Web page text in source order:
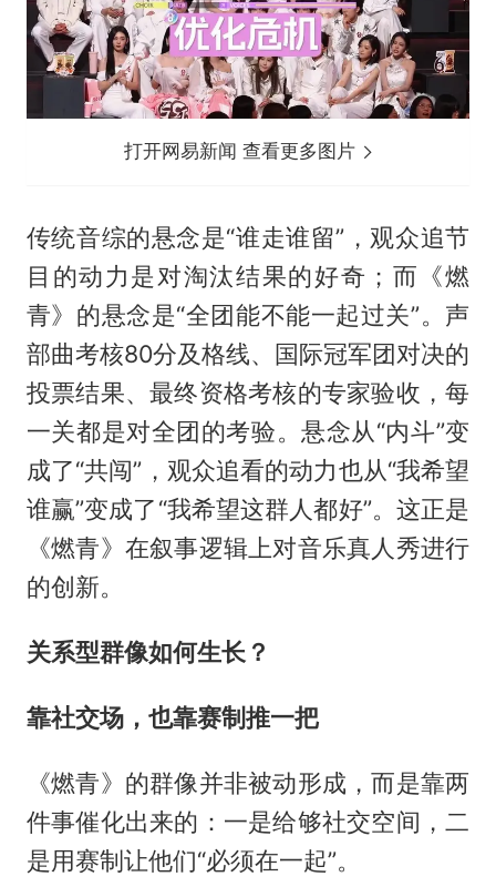
打开网易新闻 查看更多图片
传统音综的悬念是“谁走谁留”，观众追节
目的动力是对淘汰结果的好奇；而《燃
青》的悬念是“全团能不能一起过关”。声
部曲考核80分及格线、国际冠军团对决的
投票结果、最终资格考核的专家验收，每
一关都是对全团的考验。悬念从“内斗”变
成了“共闯”，观众追看的动力也从“我希望
谁赢”变成了“我希望这群人都好”。这正是
《燃青》在叙事逻辑上对音乐真人秀进行
的创新。
关系型群像如何生长？
靠社交场，也靠赛制推一把
《燃青》的群像并非被动形成，而是靠两
件事催化出来的：一是给够社交空间，二
是用赛制让他们“必须在一起”。